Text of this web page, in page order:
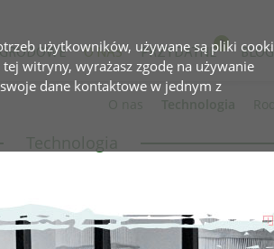
użytkowników, używane są pliki
witryny, wyrażasz zgodę na używanie
dane kontaktowe w jednym z
O NAS PRZYDATNE BLOG